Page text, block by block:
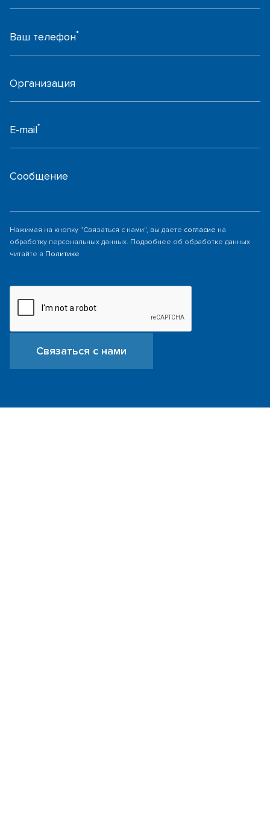
Ваш телефон*
Организация
E-mail*
Сообщение
Нажимая на кнопку "Связаться с нами", вы даете согласие на
обработку персональных данных. Подробнее об обработке данных
читайте в Политике
Связаться с нами